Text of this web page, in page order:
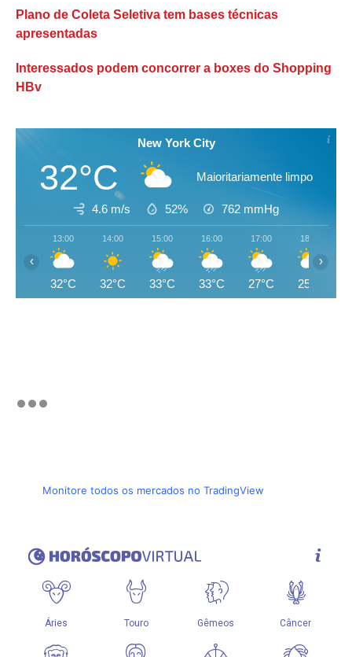
Plano de Coleta Seletiva tem bases técnicas
apresentadas
Interessados podem concorrer a boxes do Shopping
HBv
New York City
32°C Maioritariamente limpo
4.6 m/s 52% 762 mmHg
13:00
32°C
14:00
32°C
15:00
33°C
16:00
33°C
17:00
27°C
18:00
25°C
‹ ›
Monitore todos os mercados no TradingView